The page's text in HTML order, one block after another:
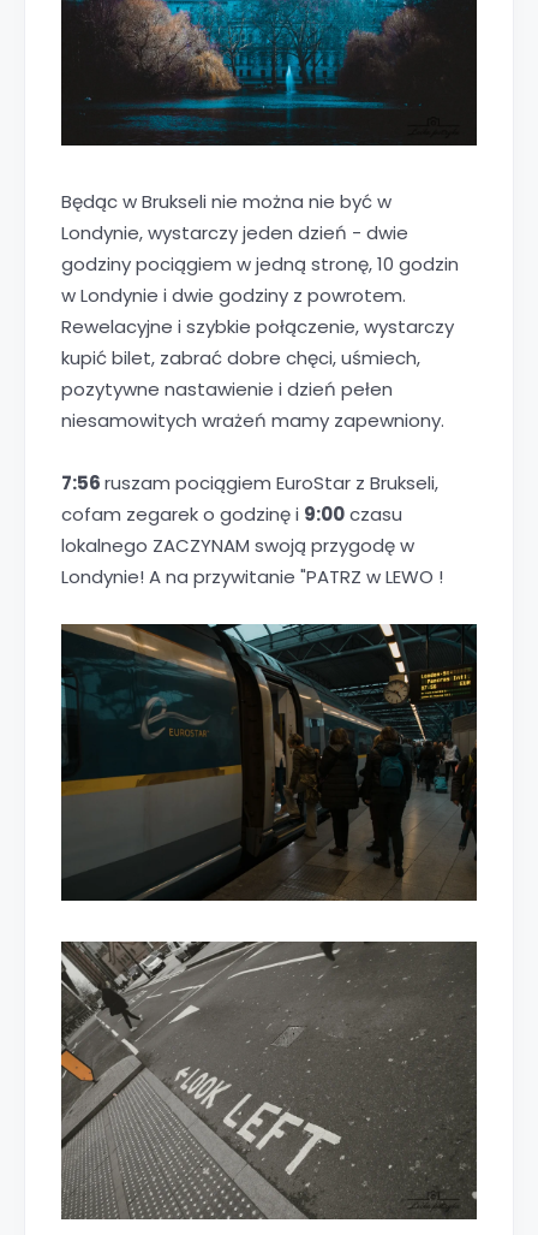
Będąc w Brukseli nie można nie być w
Londynie, wystarczy jeden dzień - dwie
godziny pociągiem w jedną stronę, 10 godzin
w Londynie i dwie godziny z powrotem.
Rewelacyjne i szybkie połączenie, wystarczy
kupić bilet, zabrać dobre chęci, uśmiech,
pozytywne nastawienie i dzień pełen
niesamowitych wrażeń mamy zapewniony.
7:56ruszam pociągiem EuroStar z Brukseli,
cofam zegarek o godzinę i 9:00czasu
lokalnego ZACZYNAM swoją przygodę w
Londynie! A na przywitanie "PATRZ w LEWO !